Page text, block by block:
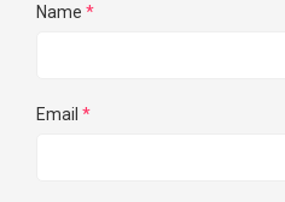
Name *
Email *